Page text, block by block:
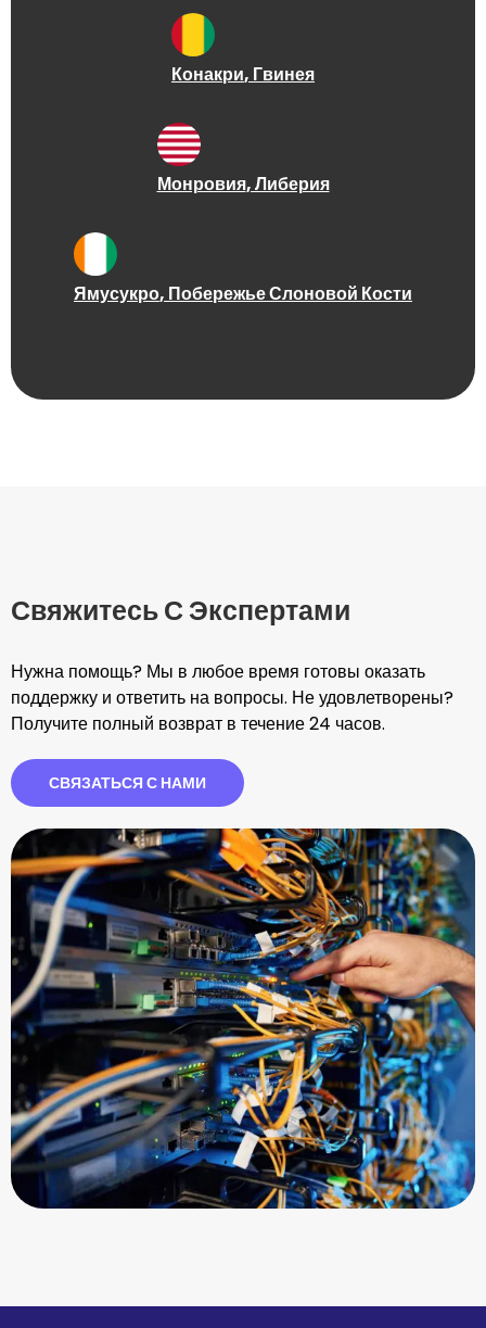
Конакри, Гвинея
Монровия, Либерия
Ямусукро, Побережье Слоновой Кости
Свяжитесь С Экспертами
Нужна помощь? Мы в любое время готовы оказать
поддержку и ответить на вопросы. Не удовлетворены?
Получите полный возврат в течение 24 часов.
СВЯЗАТЬСЯ С НАМИ